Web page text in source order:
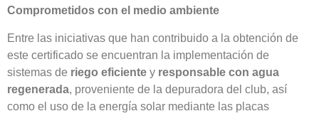
Comprometidos con el medio ambiente
Entre las iniciativas que han contribuido a la obtención de
este certificado se encuentran la implementación de
sistemas de riego eficiente y responsable con agua
regenerada, proveniente de la depuradora del club, así
como el uso de la energía solar mediante las placas